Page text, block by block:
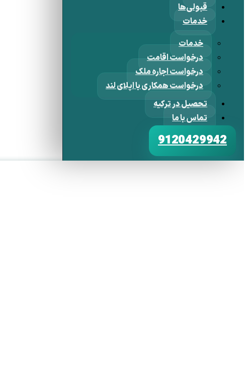
قبولی‌ها
خدمات
خدمات
درخواست اقامت
درخواست اجاره ملک
درخواست همکاری با اپلای لند
تحصیل در ترکیه
تماس با ما
9120429942